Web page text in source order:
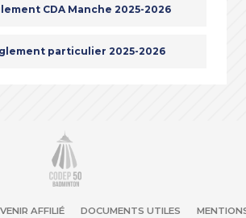
CDA Manche 2025-2026
particulier 2025-2026
AFFILIÉ DOCUMENTS UTILES